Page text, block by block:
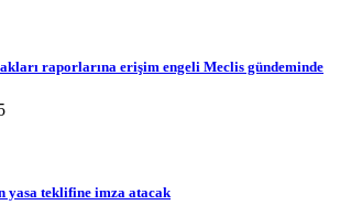
raporlarına erişim engeli Meclis gündeminde
yasa teklifine imza atacak